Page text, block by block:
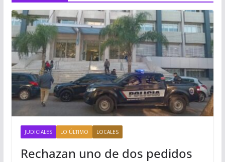
JUDICIALES LO ÚLTIMO LOCALES
Rechazan uno de dos pedidos